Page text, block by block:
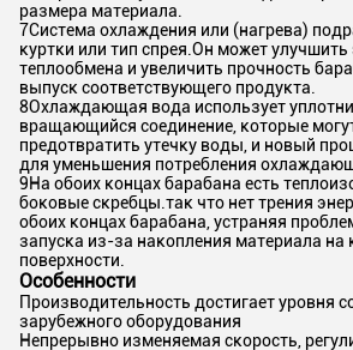
размера материала.
7Система охлаждения или (нагрева)
куртки или тип спрея.Он может
теплообмена и увеличить прочность
выпуск соответствующего продукта.
8Охлаждающая вода использует
вращающийся соединение, которые
предотвратить утечку воды, и новый
для уменьшения потребления
9На обоих концах барабана есть
боковые скребцы.так что нет трения
обоих концах барабана, устраняя
запуска из-за накопления материала на
поверхности.
Особенности
Производительность достигает уровня
зарубежного оборудования
Непрерывно изменяемая скорость,